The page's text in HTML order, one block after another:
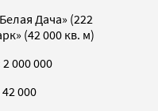
Дача» (222
(42 000 кв. м)
2 000 000
42 000